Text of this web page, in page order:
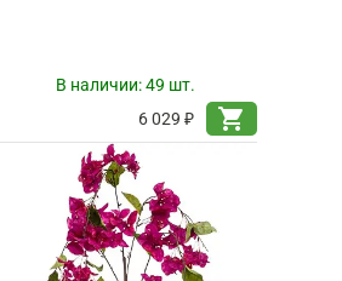
В наличии:49 шт.
6 029 ₽
shopping_cart